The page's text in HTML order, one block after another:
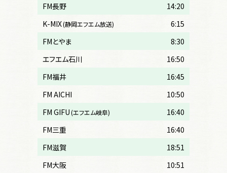
FM長野
14:20
K-MIX(静岡エフエム放送)
6:15
FMとやま
8:30
エフエム石川
16:50
FM福井
16:45
FM AICHI
10:50
FM GIFU(エフエム岐阜)
16:40
FM三重
16:40
FM滋賀
18:51
FM大阪
10:51